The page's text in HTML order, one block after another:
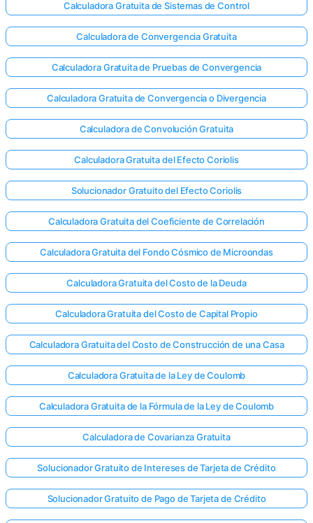
Calculadora Gratuita de Sistemas de Control
Calculadora de Convergencia Gratuita
Calculadora Gratuita de Pruebas de Convergencia
Calculadora Gratuita de Convergencia o Divergencia
Calculadora de Convolución Gratuita
Calculadora Gratuita del Efecto Coriolis
Solucionador Gratuito del Efecto Coriolis
Calculadora Gratuita del Coeficiente de Correlación
Calculadora Gratuita del Fondo Cósmico de Microondas
Calculadora Gratuita del Costo de la Deuda
Calculadora Gratuita del Costo de Capital Propio
Calculadora Gratuita del Costo de Construcción de una Casa
Calculadora Gratuita de la Ley de Coulomb
Calculadora Gratuita de la Fórmula de la Ley de Coulomb
Calculadora de Covarianza Gratuita
Solucionador Gratuito de Intereses de Tarjeta de Crédito
Solucionador Gratuito de Pago de Tarjeta de Crédito